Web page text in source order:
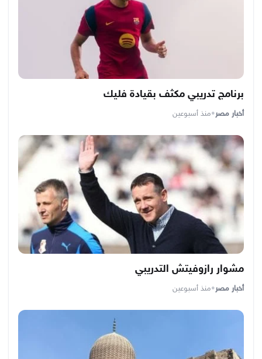
برنامج تدريبي مكثف بقيادة فليك
أخبار مصر•منذ أسبوعين
مشوار رازوفيتش التدريبي
أخبار مصر•منذ أسبوعين